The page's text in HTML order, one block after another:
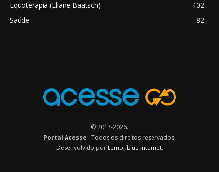
Equoterapia (Eliane Baatsch)
102
Saúde
82
© 2017-2026.
Portal Acesse - Todos os direitos reservados.
Desenvolvido por Lemonblue Internet.